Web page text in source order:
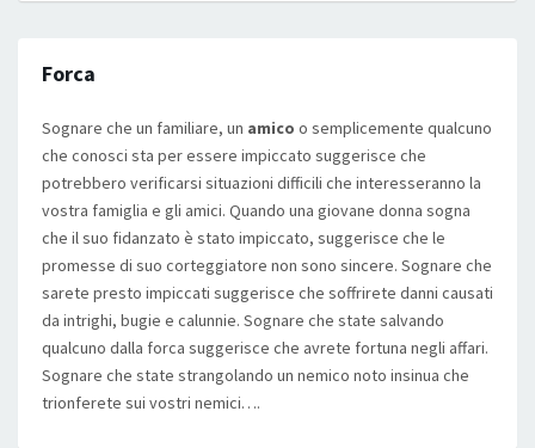
Forca
Sognare che un familiare, un amico o semplicemente qualcuno
che conosci sta per essere impiccato suggerisce che
potrebbero verificarsi situazioni difficili che interesseranno la
vostra famiglia e gli amici. Quando una giovane donna sogna
che il suo fidanzato è stato impiccato, suggerisce che le
promesse di suo corteggiatore non sono sincere. Sognare che
sarete presto impiccati suggerisce che soffrirete danni causati
da intrighi, bugie e calunnie. Sognare che state salvando
qualcuno dalla forca suggerisce che avrete fortuna negli affari.
Sognare che state strangolando un nemico noto insinua che
trionferete sui vostri nemici….